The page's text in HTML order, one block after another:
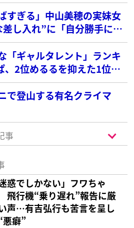
すぎる」中山美穂の実妹女
し入れ”に「自分勝手にも
の声
「ギャルタレント」ランキ
、2位めるるを抑えた1位
で登山する有名クライマ
事
迷惑でしかない」フワちゃ
行機“乗り遅れ”報告に厳
声…有吉弘行も苦言を呈し
悪癖”